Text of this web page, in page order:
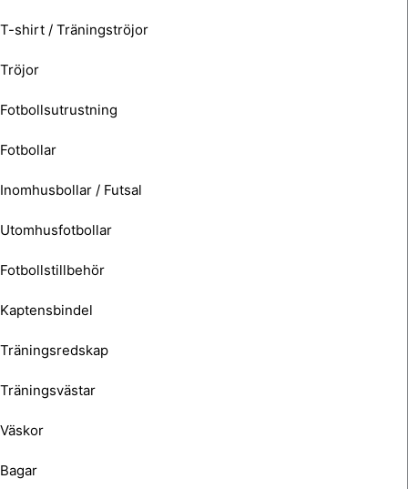
T-shirt / Träningströjor
Tröjor
Fotbollsutrustning
Fotbollar
Inomhusbollar / Futsal
Utomhusfotbollar
Fotbollstillbehör
Kaptensbindel
Träningsredskap
Träningsvästar
Väskor
Bagar